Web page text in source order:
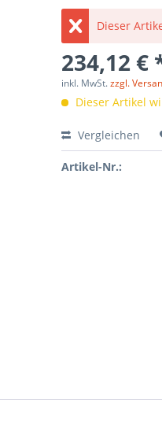
Dieser
234,12 €
inkl. MwSt.zzgl.
Dieser Artikel
Vergleichen
Artikel-Nr.: